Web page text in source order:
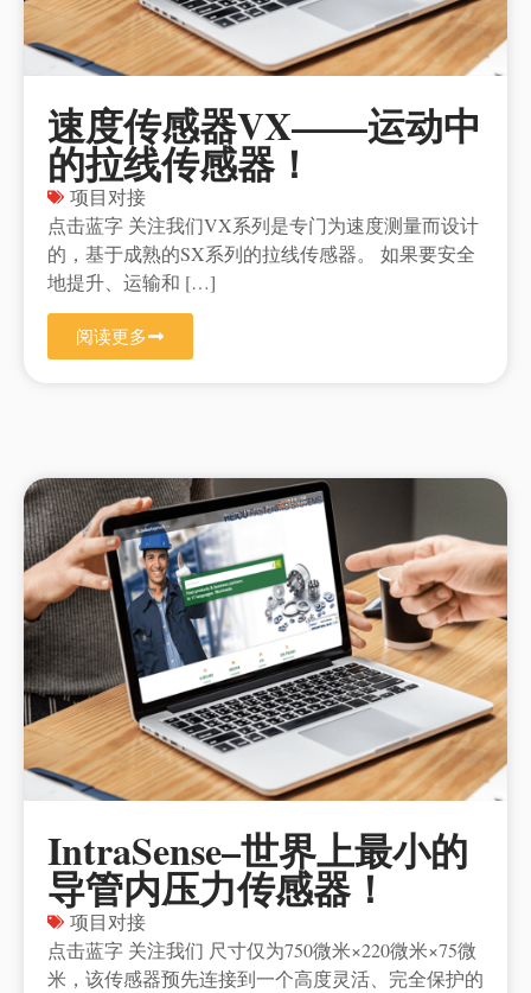
速度传感器VX——运动中
的拉线传感器！
项目对接
点击蓝字 关注我们VX系列是专门为速度测量而设计
的，基于成熟的SX系列的拉线传感器。 如果要安全
地提升、运输和 […]
阅读更多
IntraSense–世界上最小的
导管内压力传感器！
项目对接
点击蓝字 关注我们 尺寸仅为750微米×220微米×75微
米，该传感器预先连接到一个高度灵活、完全保护的